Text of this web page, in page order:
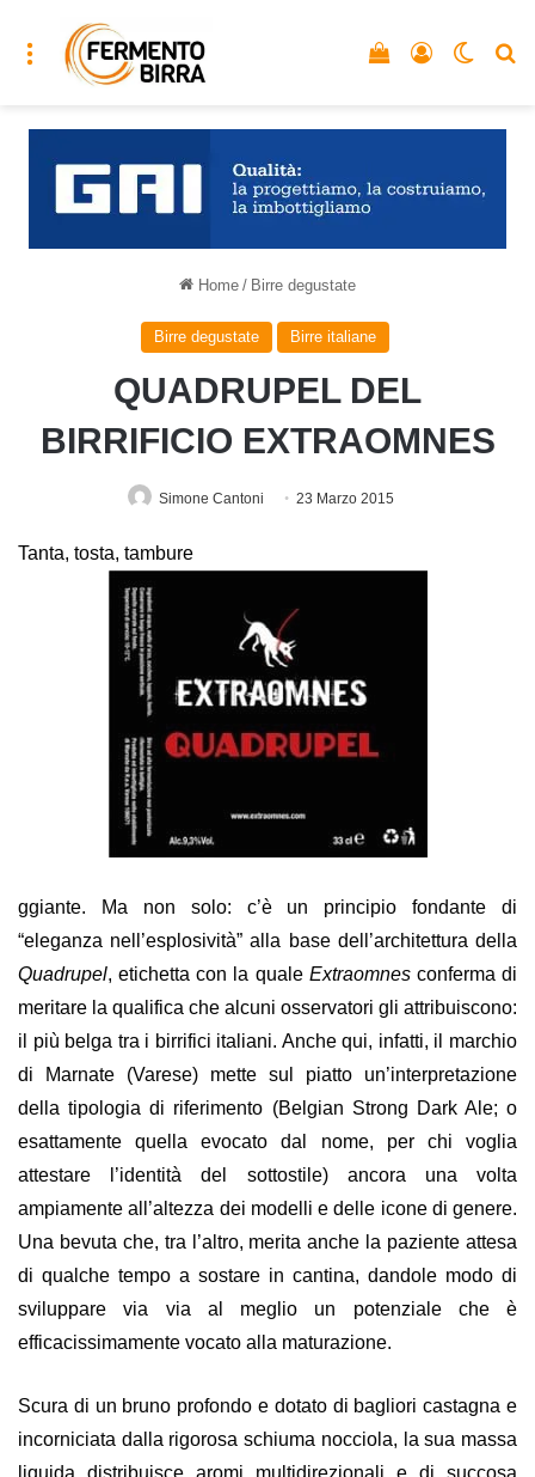
Menu Accedi
Vedi il carrello
Home / Birre degustate
Birre degustate Birre italiane
QUADRUPEL DEL
BIRRIFICIO EXTRAOMNES
Simone Cantoni 23 Marzo 2015
Tanta, tosta, tambure
ggiante. Ma non solo: c’è un principio fondante di
“eleganza nell’esplosività” alla base dell’architettura della
Quadrupel, etichetta con la quale Extraomnesconferma di
meritare la qualifica che alcuni osservatori gli attribuiscono:
il più belga tra i birrifici italiani. Anche qui, infatti, il marchio
di Marnate (Varese) mette sul piatto un’interpretazione
della tipologia di riferimento (Belgian Strong Dark Ale; o
esattamente quella evocato dal nome, per chi voglia
attestare l’identità del sottostile) ancora una volta
ampiamente all’altezza dei modelli e delle icone di genere.
Una bevuta che, tra l’altro, merita anche la paziente attesa
di qualche tempo a sostare in cantina, dandole modo di
sviluppare via via al meglio un potenziale che è
efficacissimamente vocato alla maturazione.
Scura di un bruno profondo e dotato di bagliori castagna e
incorniciata dalla rigorosa schiuma nocciola, la sua massa
liquida distribuisce aromi multidirezionali e di succosa